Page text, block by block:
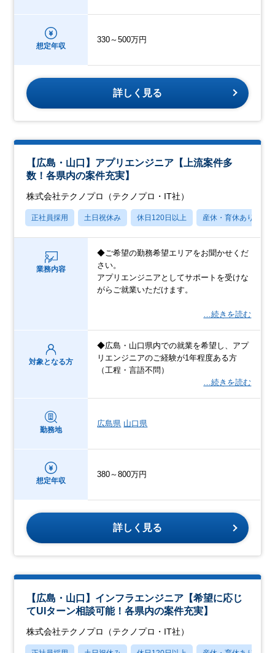
想定年収
330～500万円
詳しく見る
【広島・山口】アプリエンジニア【上流案件多
数！各県内の案件充実】
株式会社テクノプロ（テクノプロ・IT社）
正社員採用 土日祝休み 休日120日以上 産休・育休あり
業務内容
◆ご希望の勤務希望エリアをお聞かせくだ
さい。
アプリエンジニアとしてサポートを受けな
がらご就業いただけます。
…続きを読む
対象となる方
◆広島・山口県内での就業を希望し、アプ
リエンジニアのご経験が1年程度ある方
（工程・言語不問）
…続きを読む
勤務地
広島県 山口県
想定年収
380～800万円
詳しく見る
【広島・山口】インフラエンジニア【希望に応じ
てUIターン相談可能！各県内の案件充実】
株式会社テクノプロ（テクノプロ・IT社）